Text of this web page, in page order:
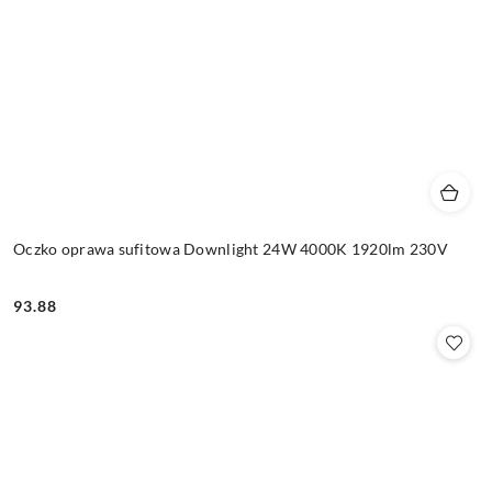
Oczko oprawa sufitowa Downlight 24W 4000K 1920lm 230V
Cena:
93.88